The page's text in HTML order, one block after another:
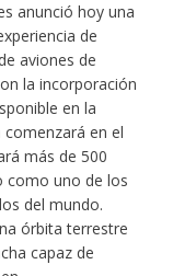
anunció hoy una
de
aviones de
la incorporación
en la
en el
más de 500
como uno de los
del mundo.
órbita terrestre
capaz de